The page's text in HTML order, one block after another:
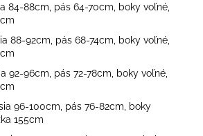
84-88cm, pás 64-70cm, boky voľné,
88-92cm, pás 68-74cm, boky voľné,
92-96cm, pás 72-78cm, boky voľné,
96-100cm, pás 76-82cm, boky
155cm